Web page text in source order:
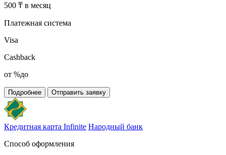
500 ₸ в месяц
Платежная система
Visa
Cashback
от %до
Подробнее Отправить заявку
Кредитная карта Infinite Народный банк
Способ оформления